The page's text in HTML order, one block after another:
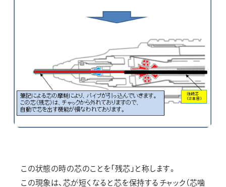
この状態の時の芯のことを「残芯」と称します。
この現象は、芯が短くなると芯を保持するチャック（芯噛